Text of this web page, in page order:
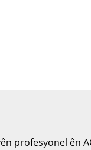
profesyonel ên